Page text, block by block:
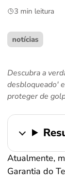
benefícios
crédito fácil
ferramentas
3 min leitura
notícias
Descubra a
desbloqueado'
proteger de
Atualmente,
Garantia do